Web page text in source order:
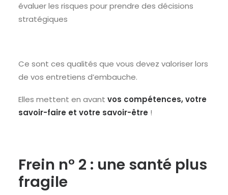
évaluer les risques pour prendre des décisions
stratégiques
Ce sont ces qualités que vous devez valoriser lors
de vos entretiens d’embauche.
Elles mettent en avant vos compétences, votre
savoir-faire et votre savoir-être !
Frein n° 2 : une santé plus
fragile